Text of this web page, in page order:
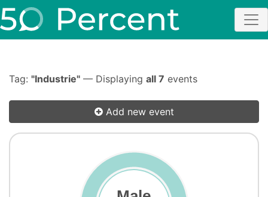
Tag: "Industrie" — Displaying all 7 events
Add new event